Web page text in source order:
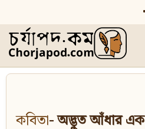
কবিতা- অদ্ভুত আঁধার এক